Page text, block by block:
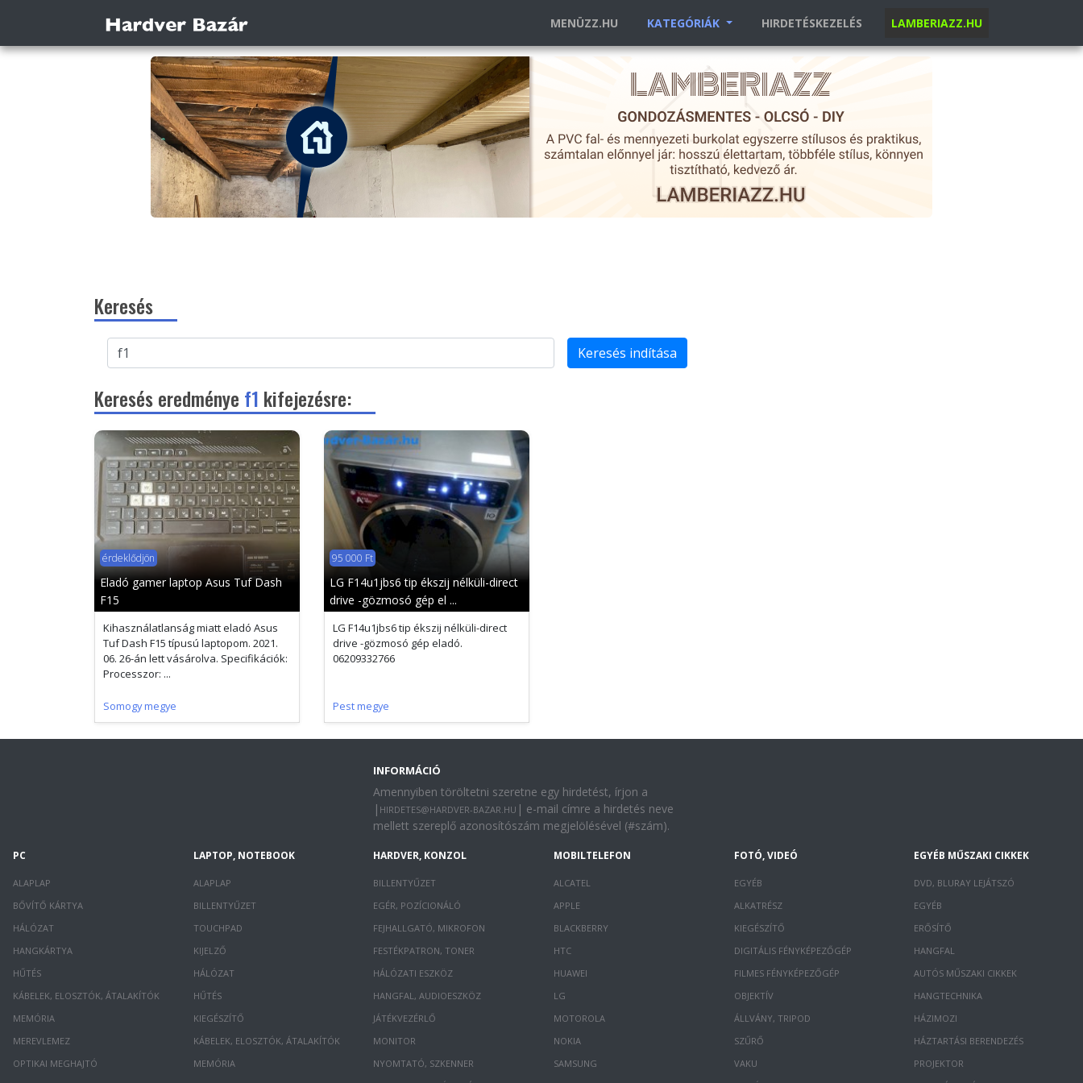
MENÜZZ.HU KATEGÓRIÁK HIRDETÉSKEZELÉS LAMBERIAZZ.HU
Keresés
Keresés indítása
Keresés eredménye f1 kifejezésre:
érdeklődjön
Eladó gamer laptop Asus Tuf Dash
F15
Kihasználatlanság miatt eladó Asus
Tuf Dash F15 típusú laptopom. 2021.
06. 26-án lett vásárolva. Specifikációk:
Processzor: ...
Somogy megye
95 000 Ft
LG F14u1jbs6 tip ékszij nélküli-direct
drive -gözmosó gép el ...
LG F14u1jbs6 tip ékszij nélküli-direct
drive -gözmosó gép eladó.
06209332766
Pest megye
INFORMÁCIÓ
Amennyiben töröltetni szeretne egy hirdetést, írjon a
| HIRDETES@HARDVER-BAZAR.HU | e-mail címre a hirdetés neve
mellett szereplő azonosítószám megjelölésével (#szám).
PC
ALAPLAP
BŐVÍTŐ KÁRTYA
HÁLÓZAT
HANGKÁRTYA
HŰTÉS
KÁBELEK, ELOSZTÓK, ÁTALAKÍTÓK
MEMÓRIA
MEREVLEMEZ
OPTIKAI MEGHAJTÓ
LAPTOP, NOTEBOOK
ALAPLAP
BILLENTYŰZET
TOUCHPAD
KIJELZŐ
HÁLÓZAT
HŰTÉS
KIEGÉSZÍTŐ
KÁBELEK, ELOSZTÓK, ÁTALAKÍTÓK
MEMÓRIA
HARDVER, KONZOL
BILLENTYŰZET
EGÉR, POZÍCIONÁLÓ
FEJHALLGATÓ, MIKROFON
FESTÉKPATRON, TONER
HÁLÓZATI ESZKÖZ
HANGFAL, AUDIOESZKÖZ
JÁTÉKVEZÉRLŐ
MONITOR
NYOMTATÓ, SZKENNER
MOBILTELEFON
ALCATEL
APPLE
BLACKBERRY
HTC
HUAWEI
LG
MOTOROLA
NOKIA
SAMSUNG
FOTÓ, VIDEÓ
EGYÉB
ALKATRÉSZ
KIEGÉSZÍTŐ
DIGITÁLIS FÉNYKÉPEZŐGÉP
FILMES FÉNYKÉPEZŐGÉP
OBJEKTÍV
ÁLLVÁNY, TRIPOD
SZŰRŐ
VAKU
EGYÉB MŰSZAKI CIKKEK
DVD, BLURAY LEJÁTSZÓ
EGYÉB
ERŐSÍTŐ
HANGFAL
AUTÓS MŰSZAKI CIKKEK
HANGTECHNIKA
HÁZIMOZI
HÁZTARTÁSI BERENDEZÉS
PROJEKTOR